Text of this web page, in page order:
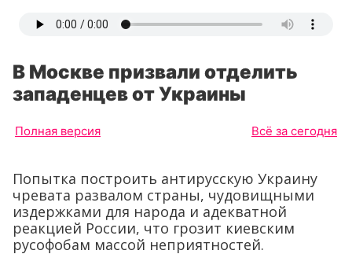
В Москве призвали отделить
западенцев от Украины
Полная версия Всё за сегодня
Попытка построить антирусскую Украину
чревата развалом страны, чудовищными
издержками для народа и адекватной
реакцией России, что грозит киевским
русофобам массой неприятностей.